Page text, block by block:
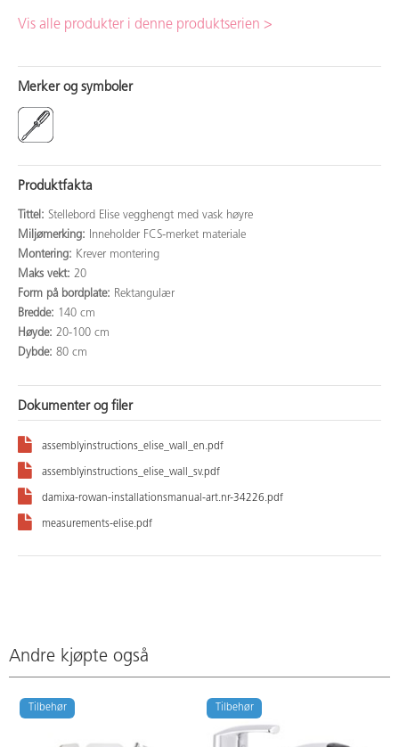
Vis alle produkter i denne produktserien >
Merker og symboler
Produktfakta
Tittel: Stellebord Elise vegghengt med vask høyre
Miljømerking:
Inneholder FCS-merket materiale
Montering: Krever montering
Maks vekt: 20
Form på bordplate: Rektangulær
Bredde: 140 cm
Høyde: 20-100 cm
Dybde: 80 cm
Dokumenter og filer
assemblyinstructions_elise_wall_en.pdf
assemblyinstructions_elise_wall_sv.pdf
damixa-rowan-installationsmanual-art.nr-34226.pdf
measurements-elise.pdf
Andre kjøpte også
Tilbehør Tilbehør